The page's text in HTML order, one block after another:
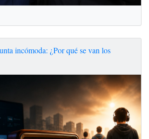
incómoda: ¿Por qué se van los